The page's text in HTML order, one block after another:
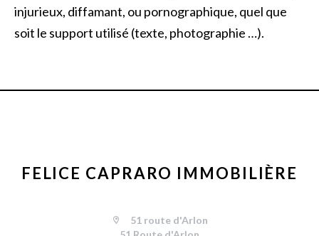
injurieux, diffamant, ou pornographique, quel que
soit le support utilisé (texte, photographie …).
FELICE CAPRARO IMMOBILIÈRE
51 route d'Arlon